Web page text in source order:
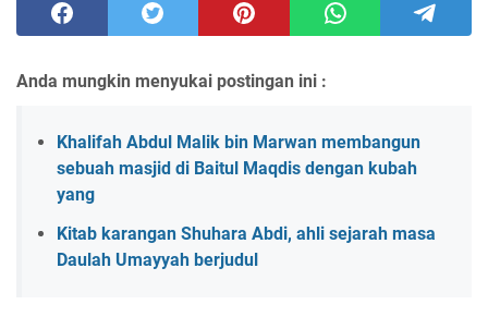
Anda mungkin menyukai postingan ini :
Khalifah Abdul Malik bin Marwan membangun
sebuah masjid di Baitul Maqdis dengan kubah
yang
Kitab karangan Shuhara Abdi, ahli sejarah masa
Daulah Umayyah berjudul